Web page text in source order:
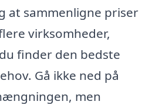
at sammenligne priser
virksomheder,
finder den bedste
Gå ikke ned på
men